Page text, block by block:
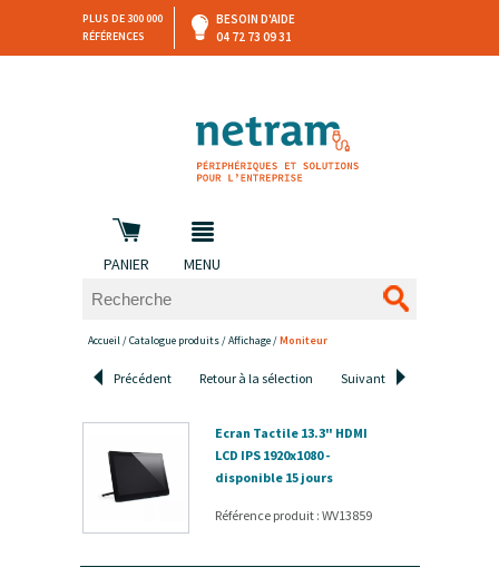
PLUS DE 300 000
RÉFÉRENCES
BESOIN D'AIDE
04 72 73 09 31
PANIER MENU
Accueil/Catalogue produits/Affichage/Moniteur
Précédent Retour à la sélection Suivant
Ecran Tactile 13.3" HDMI
LCD IPS 1920x1080 -
disponible 15 jours
Référence produit : WV13859